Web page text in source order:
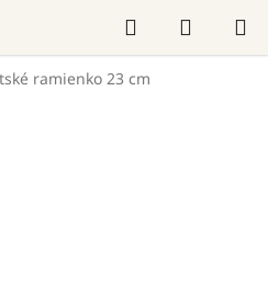
Hľadať
KOŠÍK
ramienko 23 cm